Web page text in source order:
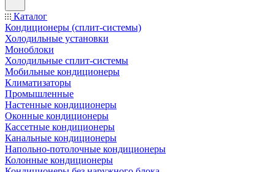
Каталог
Кондиционеры (сплит-системы)
Холодильные установки
Моноблоки
Холодильные сплит-системы
Мобильные кондиционеры
Климатизаторы
Промышленные
Настенные кондиционеры
Оконные кондиционеры
Кассетные кондиционеры
Канальные кондиционеры
Напольно-потолочные кондиционеры
Колонные кондиционеры